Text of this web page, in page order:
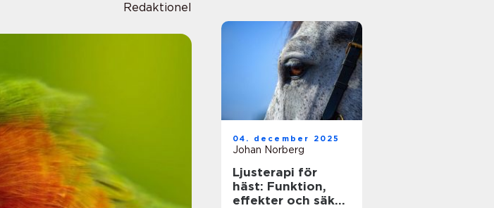
Redaktionel
04. december 2025
Johan Norberg
Ljusterapi för
häst: Funktion,
effekter och säker